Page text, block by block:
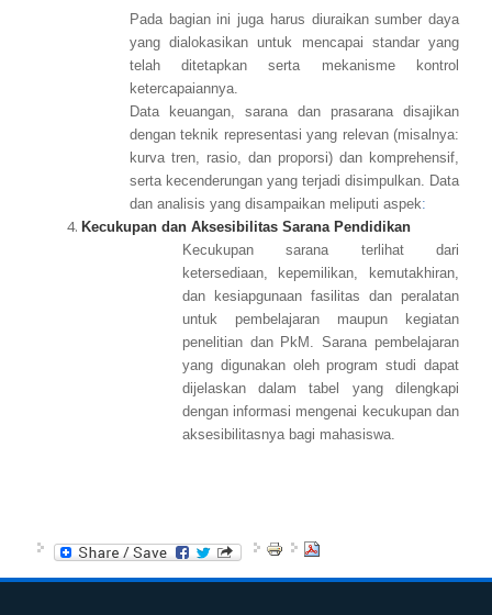
Pada bagian ini juga harus diuraikan sumber daya
yang dialokasikan untuk mencapai standar yang
telah ditetapkan serta mekanisme kontrol
ketercapaiannya.
Data keuangan, sarana dan prasarana disajikan
dengan teknik representasi yang relevan (misalnya:
kurva tren, rasio, dan proporsi) dan komprehensif,
serta kecenderungan yang terjadi disimpulkan. Data
dan analisis yang disampaikan meliputi aspek:
4. Kecukupan dan Aksesibilitas Sarana Pendidikan
Kecukupan sarana terlihat dari
ketersediaan, kepemilikan, kemutakhiran,
dan kesiapgunaan fasilitas dan peralatan
untuk pembelajaran maupun kegiatan
penelitian dan PkM. Sarana pembelajaran
yang digunakan oleh program studi dapat
dijelaskan dalam tabel yang dilengkapi
dengan informasi mengenai kecukupan dan
aksesibilitasnya bagi mahasiswa.